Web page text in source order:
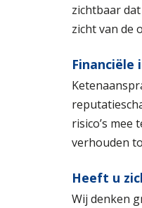
zichtbaar
zicht van de
Financiële
risico’s
verhouden
Heeft u
Wij denken